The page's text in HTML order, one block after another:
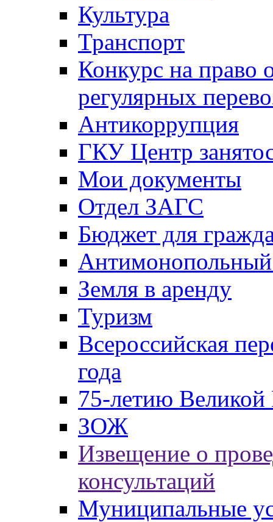
Культура
Транспорт
Конкурс на право
регулярных
Антикоррупция
ГКУ Центр
Мои документы
Отдел ЗАГС
Бюджет для
Антимонопольный
Земля в аренду
Туризм
Всероссийская
года
75-летию
ЗОЖ
Извещение о
консультаций
Муниципальные